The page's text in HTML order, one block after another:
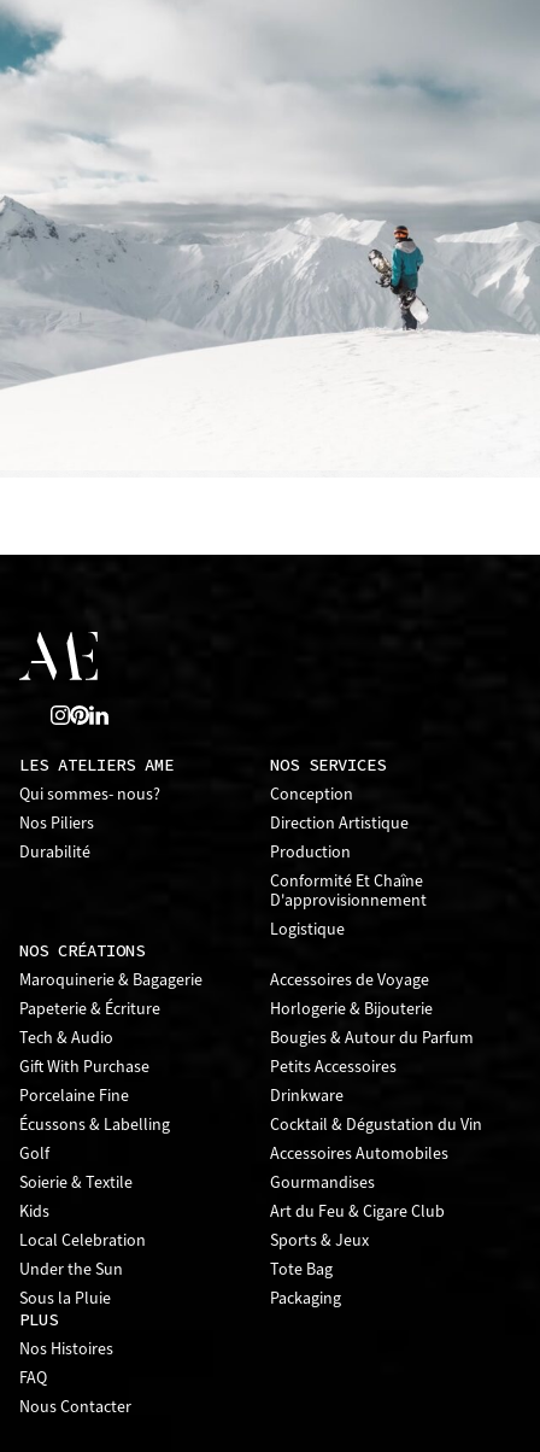
LES ATELIERS AME
Qui sommes- nous?
Nos Piliers
Durabilité
NOS SERVICES
Conception
Direction Artistique
Production
Conformité Et Chaîne
D'approvisionnement
Logistique
NOS CRÉATIONS
Maroquinerie & Bagagerie
Accessoires de Voyage
Papeterie & Écriture
Horlogerie & Bijouterie
Tech & Audio
Bougies & Autour du Parfum
Gift With Purchase
Petits Accessoires
Porcelaine Fine
Drinkware
Écussons & Labelling
Cocktail & Dégustation du Vin
Golf
Accessoires Automobiles
Soierie & Textile
Gourmandises
Kids
Art du Feu & Cigare Club
Local Celebration
Sports & Jeux
Under the Sun
Tote Bag
Sous la Pluie
Packaging
PLUS
Nos Histoires
FAQ
Nous Contacter